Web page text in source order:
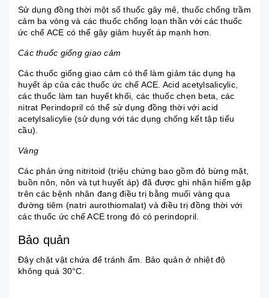
Sử dụng đồng thời một số thuốc gây mê, thuốc chống trầm
cảm ba vòng và các thuốc chống loạn thần với các thuốc
ức chế ACE có thể gây giảm huyết áp mạnh hơn.
Các thuốc giống giao cảm
Các thuốc giống giao cảm có thể làm giảm tác dụng hạ
huyết áp của các thuốc ức chế ACE. Acid acetylsalicylic,
các thuốc làm tan huyết khối, các thuốc chẹn beta, các
nitrat Perindopril có thể sử dụng đồng thời với acid
acetylsalicylie (sử dụng với tác dụng chống kết tập tiểu
cầu).
Vàng
Các phản ứng nitritoid (triệu chứng bao gồm đỏ bừng mặt,
buồn nôn, nôn và tụt huyết áp) đã được ghi nhận hiếm gặp
trên các bệnh nhân đang điều trị bằng muối vàng qua
đường tiêm (natri aurothiomalat) và điều trị đồng thời với
các thuốc ức chế ACE trong đó có perindopril.
Bảo quản
Đậy chặt vật chứa để tránh ẩm. Bảo quản ở nhiệt độ
không quá 30°C.